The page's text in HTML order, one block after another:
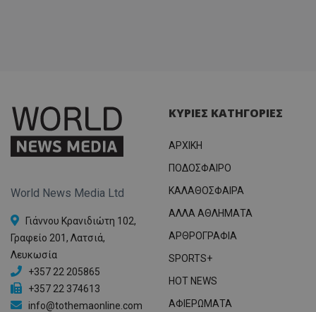
World News Media Ltd
Γιάννου Κρανιδιώτη 102,
Γραφείο 201, Λατσιά,
Λευκωσία
+357 22 205865
+357 22 374613
info@tothemaonline.com
ΚΥΡΙΕΣ ΚΑΤΗΓΟΡΙΕΣ
ΑΡΧΙΚΗ
ΠΟΔΟΣΦΑΙΡΟ
ΚΑΛΑΘΟΣΦΑΙΡΑ
ΑΛΛΑ ΑΘΛΗΜΑΤΑ
ΑΡΘΡΟΓΡΑΦΙΑ
SPORTS+
HOT NEWS
ΑΦΙΕΡΩΜΑΤΑ